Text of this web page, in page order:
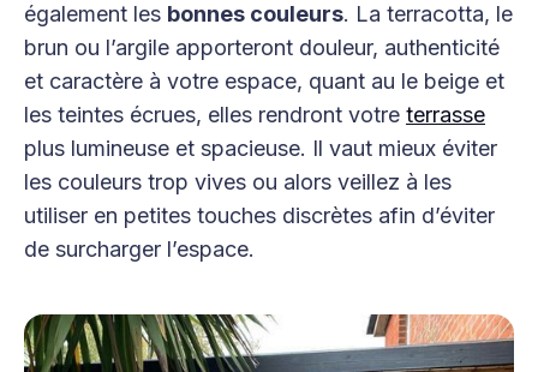
également les bonnes couleurs. La terracotta, le
brun ou l’argile apporteront douleur, authenticité
et caractère à votre espace, quant au le beige et
les teintes écrues, elles rendront votre terrasse
plus lumineuse et spacieuse. Il vaut mieux éviter
les couleurs trop vives ou alors veillez à les
utiliser en petites touches discrètes afin d’éviter
de surcharger l’espace.